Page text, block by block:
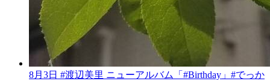
8月3日 #渡辺美里 ニューアルバム「#Birthday」#でっか